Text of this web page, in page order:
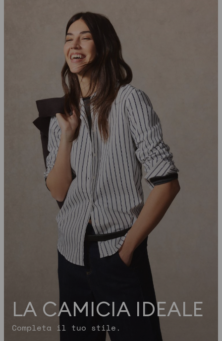
LA CAMICIA IDEALE
Completa il tuo stile.